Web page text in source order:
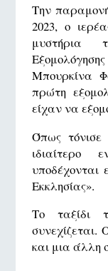
Την παραμονή
2023, ο
μυστήρια
Μπουρκίνα
πρώτη
είχαν να
Όπως
ιδιαίτερο
υποδέχονται
Εκκλησίας».
Το ταξίδι
συνεχίζεται.
και μια άλλη